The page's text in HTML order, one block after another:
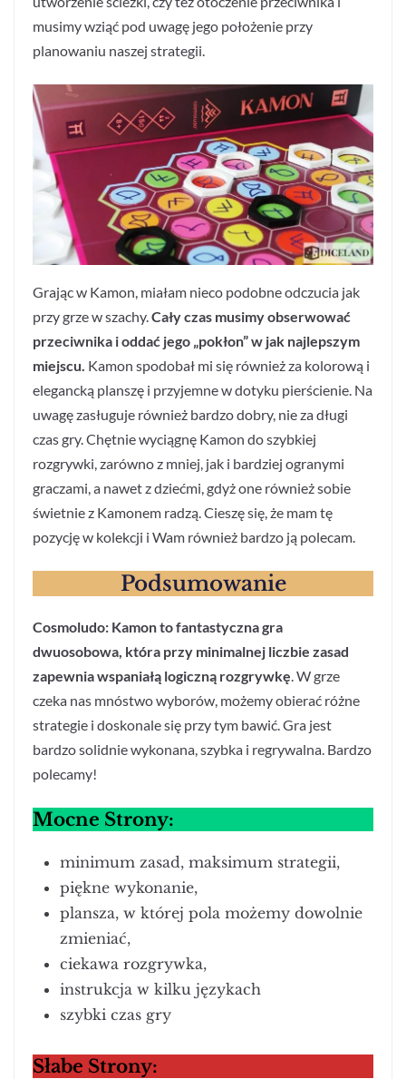
musimy wziąć pod uwagę jego położenie przy
planowaniu naszej strategii.
Grając w Kamon, miałam nieco podobne odczucia jak
przy grze w szachy.Cały czas musimy obserwować
przeciwnika i oddać jego „pokłon” w jak najlepszym
miejscu. Kamon spodobał mi się również za kolorową i
elegancką planszę i przyjemne w dotyku pierścienie. Na
uwagę zasługuje również bardzo dobry, nie za długi
czas gry. Chętnie wyciągnę Kamon do szybkiej
rozgrywki, zarówno z mniej, jak i bardziej ogranymi
graczami, a nawet z dziećmi, gdyż one również sobie
świetnie z Kamonem radzą. Cieszę się, że mam tę
pozycję w kolekcji i Wam również bardzo ją polecam.
Podsumowanie
Cosmoludo: Kamon to fantastyczna gra
dwuosobowa, która przy minimalnej liczbie zasad
zapewnia wspaniałą logiczną rozgrywkę. W grze
czeka nas mnóstwo wyborów, możemy obierać różne
strategie i doskonale się przy tym bawić. Gra jest
bardzo solidnie wykonana, szybka i regrywalna. Bardzo
polecamy!
Mocne Strony:
minimum zasad, maksimum strategii,
piękne wykonanie,
plansza, w której pola możemy dowolnie
zmieniać,
ciekawa rozgrywka,
instrukcja w kilku językach
szybki czas gry
Słabe Strony: